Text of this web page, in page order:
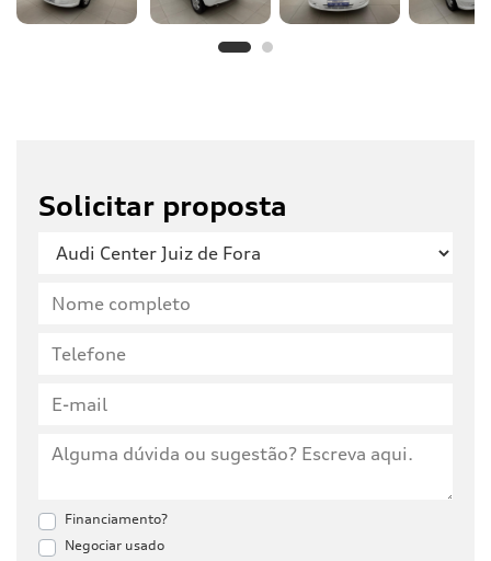
Solicitar proposta
Financiamento?
Negociar usado